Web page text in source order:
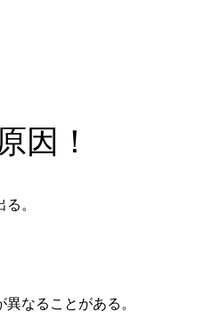
因！
。
なることがある。